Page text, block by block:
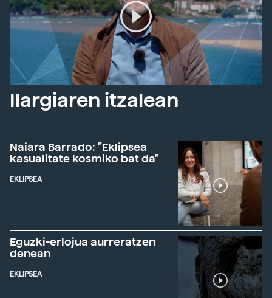
Ilargiaren itzalean
Naiara Barrado: "Eklipsea
kasualitate kosmiko bat da"
EKLIPSEA
Eguzki-erlojua aurreratzen
denean
EKLIPSEA